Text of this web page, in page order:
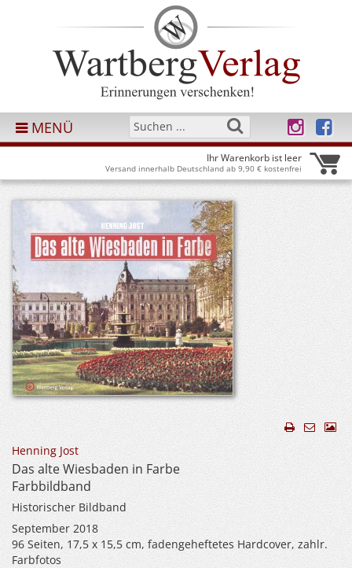
MENÜ
Ihr Warenkorb ist leer
Versand innerhalb Deutschland ab 9,90 € kostenfrei
Henning Jost
Das alte Wiesbaden in Farbe
Farbbildband
Historischer Bildband
September 2018
96 Seiten, 17,5 x 15,5 cm, fadengeheftetes Hardcover, zahlr.
Farbfotos